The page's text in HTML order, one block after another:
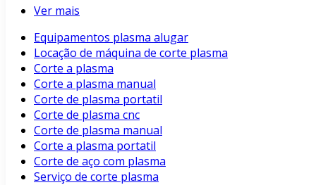
Ver mais
Equipamentos plasma alugar
Locação de máquina de corte plasma
Corte a plasma
Corte a plasma manual
Corte de plasma portatil
Corte de plasma cnc
Corte de plasma manual
Corte a plasma portatil
Corte de aço com plasma
Serviço de corte plasma